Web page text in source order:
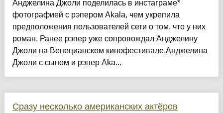
Анджелина Джоли поделилась в инстаграме*
фотографией с рэпером Akala, чем укрепила
предположения пользователей сети о том, что у них
роман. Ранее рэпер уже сопровождал Анджелину
Джоли на Венецианском кинофестивале.Анджелина
Джоли с сыном и рэпер Aka...
Сразу несколько американских актёров